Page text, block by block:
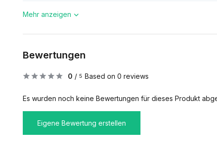
Mehr anzeigen
Bewertungen
0 / 5 Based on 0 reviews
Es wurden noch keine Bewertungen für dieses Produkt
Eigene Bewertung erstellen